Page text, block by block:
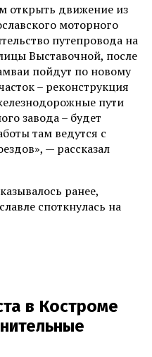
открыть движение из
моторного
путепровода на
Выставочной, после
пойдут по новому
– реконструкция
пути
завода – будет
там ведутся с
— рассказал
ранее,
споткнулась на
в Костроме